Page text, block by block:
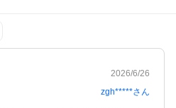
2026/6/26
zgh*****さん